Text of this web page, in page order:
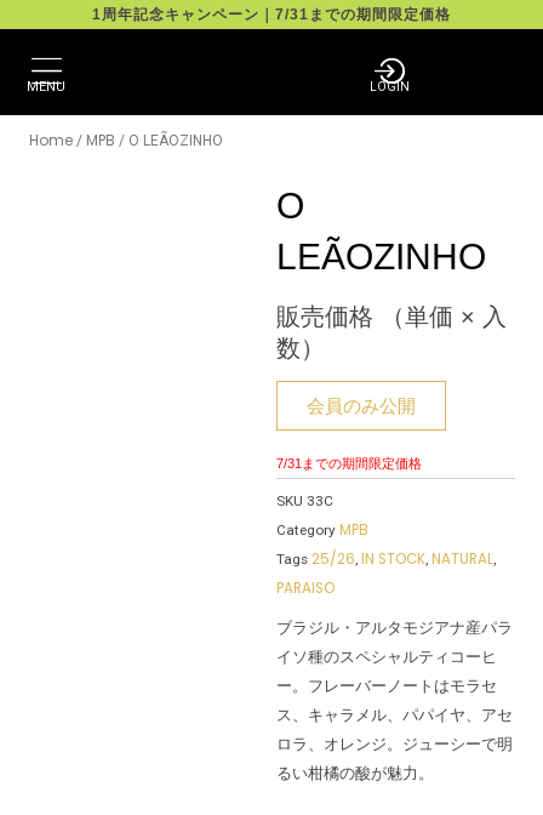
content
1周年記念キャンペーン｜7/31までの期間限定価格
MENU LOGIN
Home/ MPB / O LEÃOZINHO
O
LEÃOZINHO
販売価格 （単価 × 入
数）
会員のみ公開
7/31までの期間限定価格
SKU 33C
Category MPB
Tags 25/26 ,IN STOCK ,NATURAL
PARAISO
ブラジル・アルタモジアナ産パラ
イソ種のスペシャルティコーヒ
ー。フレーバーノートはモラセ
ス、キャラメル、パパイヤ、アセ
ロラ、オレンジ。ジューシーで明
るい柑橘の酸が魅力。